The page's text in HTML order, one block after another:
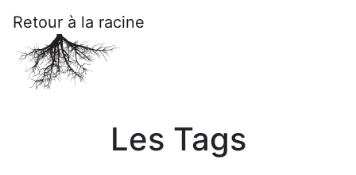
Retour à la racine
Les Tags